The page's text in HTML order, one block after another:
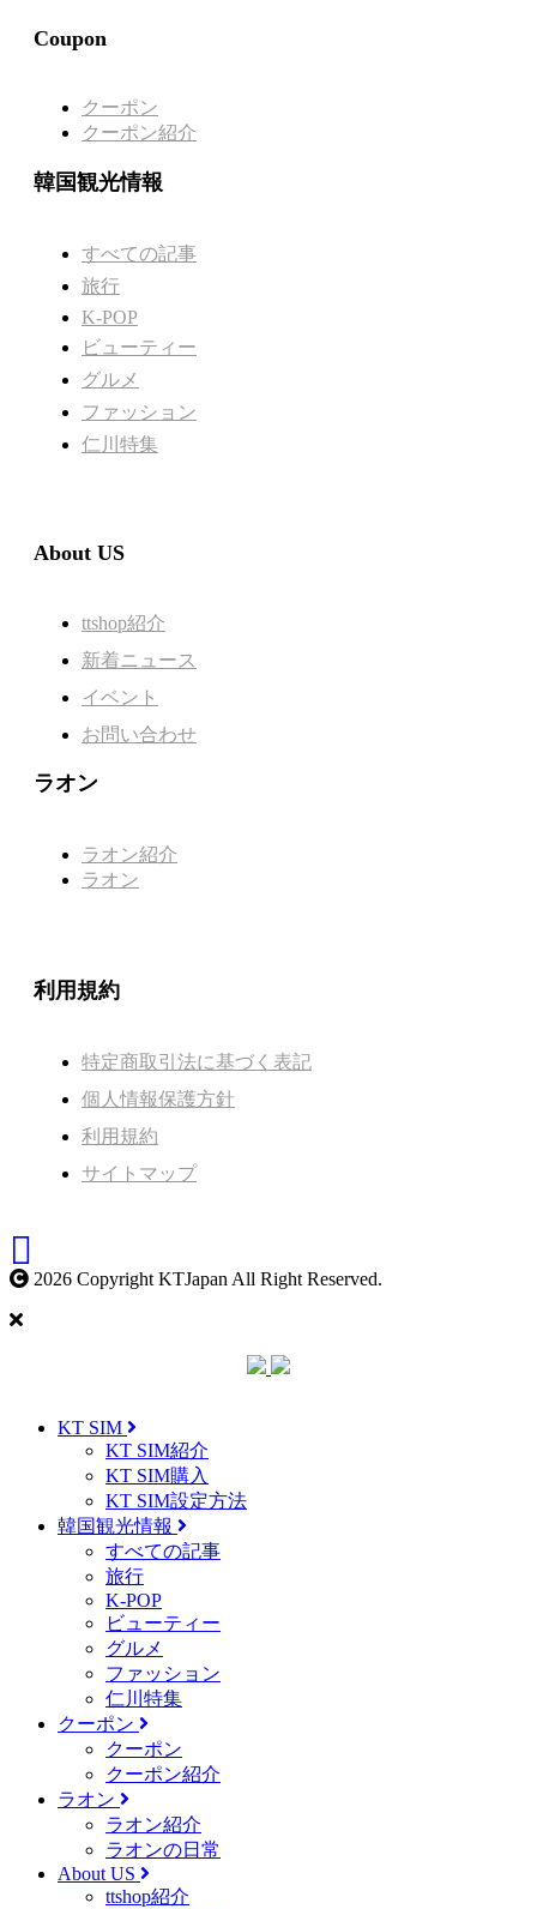
Coupon
クーポン
クーポン紹介
韓国観光情報
すべての記事
旅行
K-POP
ビューティー
グルメ
ファッション
仁川特集
About US
ttshop紹介
新着ニュース
イベント
お問い合わせ
ラオン
ラオン紹介
ラオン
利用規約
特定商取引法に基づく表記
個人情報保護方針
利用規約
サイトマップ
2026 Copyright KTJapan All Right Reserved.
KT SIM
KT SIM紹介
KT SIM購入
KT SIM設定方法
韓国観光情報
すべての記事
旅行
K-POP
ビューティー
グルメ
ファッション
仁川特集
クーポン
クーポン
クーポン紹介
ラオン
ラオン紹介
ラオンの日常
About US
ttshop紹介